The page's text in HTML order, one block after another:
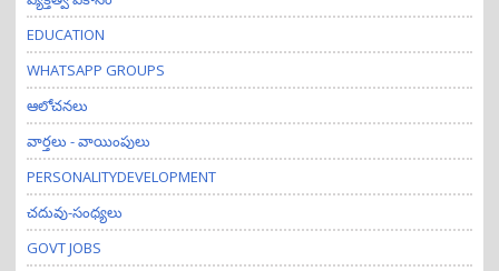
o
EDUCATION
WHATSAPP GROUPS
ఆలోచనలు
వార్తలు - వాయింపులు
PERSONALITYDEVELOPMENT
చదువు-సంధ్యలు
GOVT JOBS